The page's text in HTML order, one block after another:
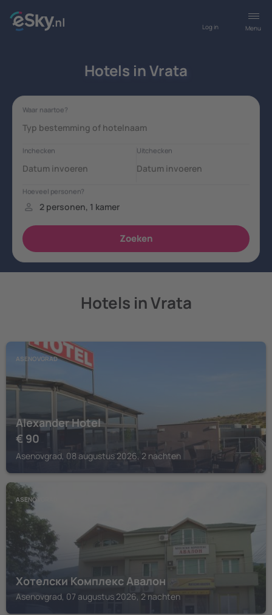
Menu
Log in
Hotels in Vrata
Hotels in Vrata
ASENOVGRAD
Alexander Hotel
€ 90
Asenovgrad, 08 augustus 2026, 2 nachten
ASENOVGRAD
Хотелски Комплекс Авалон
Asenovgrad, 07 augustus 2026, 2 nachten